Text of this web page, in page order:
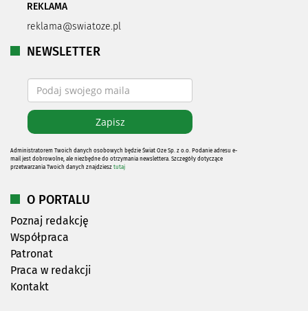
REKLAMA
reklama@swiatoze.pl
NEWSLETTER
Administratorem Twoich danych osobowych będzie Świat Oze Sp. z o.o. Podanie adresu e-
mail jest dobrowolne, ale niezbędne do otrzymania newslettera. Szczegóły dotyczące
przetwarzania Twoich danych znajdziesz tutaj
O PORTALU
Poznaj redakcję
Współpraca
Patronat
Praca w redakcji
Kontakt